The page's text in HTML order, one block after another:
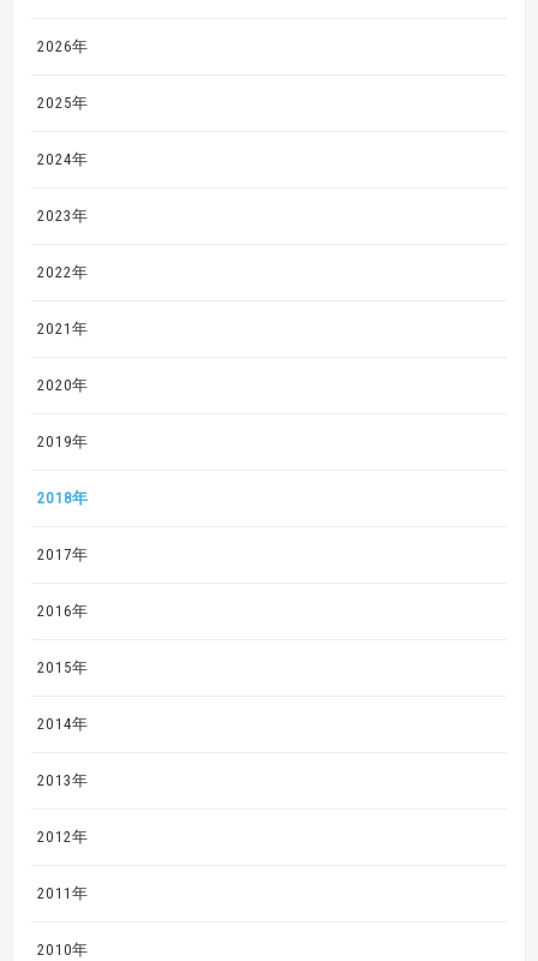
2026年
2025年
2024年
2023年
2022年
2021年
2020年
2019年
2018年
2017年
2016年
2015年
2014年
2013年
2012年
2011年
2010年